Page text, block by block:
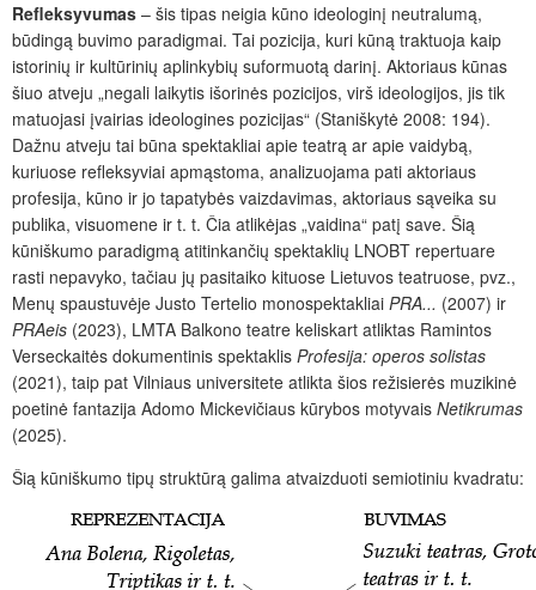
Refleksyvumas – šis tipas neigia kūno ideologinį neutralumą,
būdingą buvimo paradigmai. Tai pozicija, kuri kūną traktuoja kaip
istorinių ir kultūrinių aplinkybių suformuotą darinį. Aktoriaus kūnas
šiuo atveju „negali laikytis išorinės pozicijos, virš ideologijos, jis tik
matuojasi įvairias ideologines pozicijas“ (Staniškytė 2008: 194).
Dažnu atveju tai būna spektakliai apie teatrą ar apie vaidybą,
kuriuose refleksyviai apmąstoma, analizuojama pati aktoriaus
profesija, kūno ir jo tapatybės vaizdavimas, aktoriaus sąveika su
publika, visuomene ir t. t. Čia atlikėjas „vaidina“ patį save. Šią
kūniškumo paradigmą atitinkančių spektaklių LNOBT repertuare
rasti nepavyko, tačiau jų pasitaiko kituose Lietuvos teatruose, pvz.,
Menų spaustuvėje Justo Tertelio monospektakliai PRA... (2007) ir
PRAeis (2023), LMTA Balkono teatre keliskart atliktas Ramintos
Verseckaitės dokumentinis spektaklis Profesija: operos solistas
(2021), taip pat Vilniaus universitete atlikta šios režisierės muzikinė
poetinė fantazija Adomo Mickevičiaus kūrybos motyvais Netikrumas
(2025).
Šią kūniškumo tipų struktūrą galima atvaizduoti semiotiniu kvadratu: